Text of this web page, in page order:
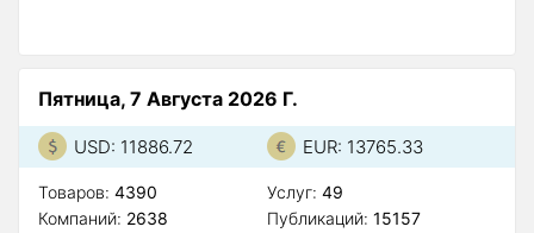
Пятница, 7 Августа 2026 Г.
USD: 11886.72 EUR: 13765.33
Товаров: 4390
Компаний: 2638
Услуг: 49
Публикаций: 15157